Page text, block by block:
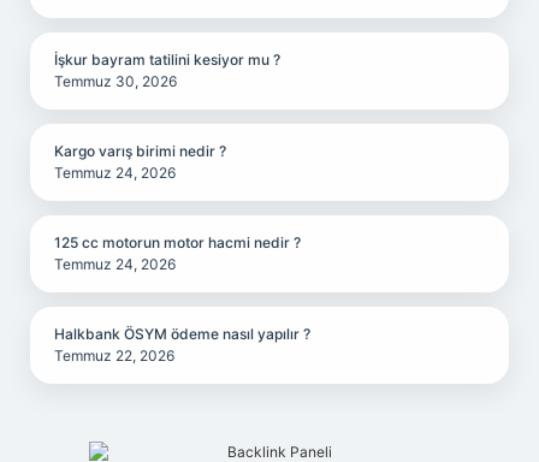
İşkur bayram tatilini kesiyor mu ?
Temmuz 30, 2026
Kargo varış birimi nedir ?
Temmuz 24, 2026
125 cc motorun motor hacmi nedir ?
Temmuz 24, 2026
Halkbank ÖSYM ödeme nasıl yapılır ?
Temmuz 22, 2026